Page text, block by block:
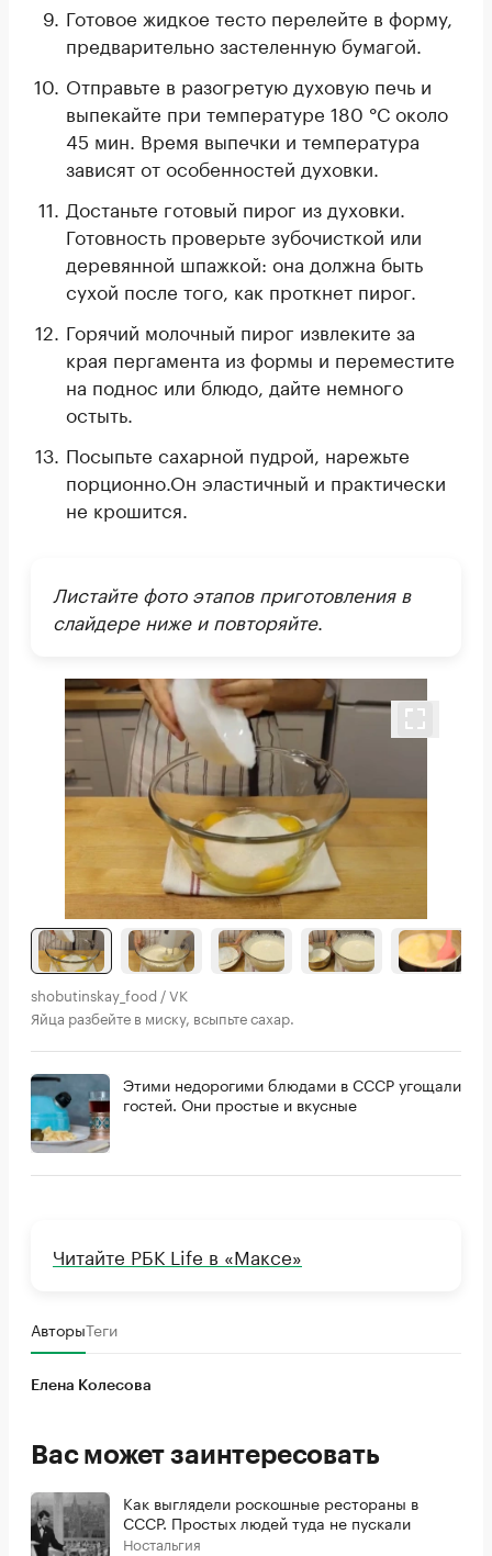
Готовое жидкое тесто перелейте в форму,
предварительно застеленную бумагой.
Отправьте в разогретую духовую печь и
выпекайте при температуре 180 °С около
45 мин. Время выпечки и температура
зависят от особенностей духовки.
Достаньте готовый пирог из духовки.
Готовность проверьте зубочисткой или
деревянной шпажкой: она должна быть
сухой после того, как проткнет пирог.
Горячий молочный пирог извлеките за
края пергамента из формы и переместите
на поднос или блюдо, дайте немного
остыть.
Посыпьте сахарной пудрой, нарежьте
порционно.Он эластичный и практически
не крошится.
Листайте фото этапов приготовления в
слайдере ниже и повторяйте.
shobutinskay_food / VK
Яйца разбейте в миску, всыпьте сахар.
Этими недорогими блюдами в СССР угощали
гостей. Они простые и вкусные
Читайте РБК Life в «Максе»
АвторыТеги
Елена Колесова
Вас может заинтересовать
Как выглядели роскошные рестораны в
СССР. Простых людей туда не пускали
Ностальгия